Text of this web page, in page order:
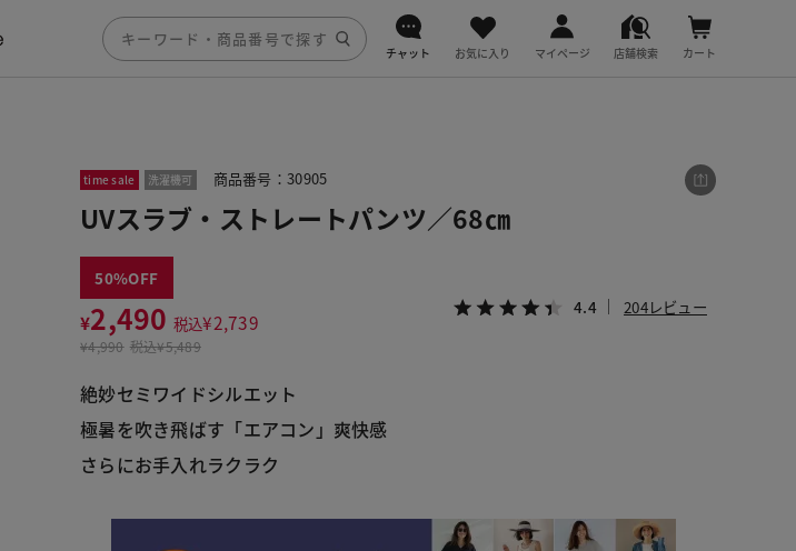
チャット お気に入り マイページ 店舗検索 カート
time sale 洗濯機可 商品番号：30905
UVスラブ・ストレートパンツ／68㎝
50
¥2,490 税込¥2,739
¥4,990 税込¥5,489
4.4 204レビュー
絶妙セミワイドシルエット
極暑を吹き飛ばす「エアコン」爽快感
さらにお手入れラクラク